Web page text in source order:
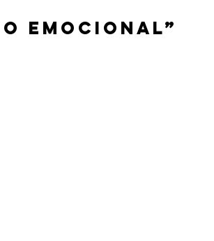
EMOCIONAL”